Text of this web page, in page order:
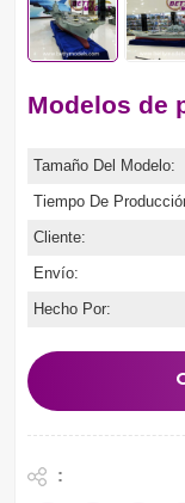
Modelos de
Tamaño Del Modelo:
Tiempo De
Cliente:
Envío:
Hecho Por:
: